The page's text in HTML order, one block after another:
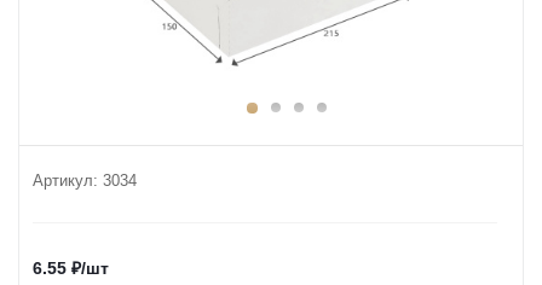
Артикул: 3034
6.55 ₽/шт